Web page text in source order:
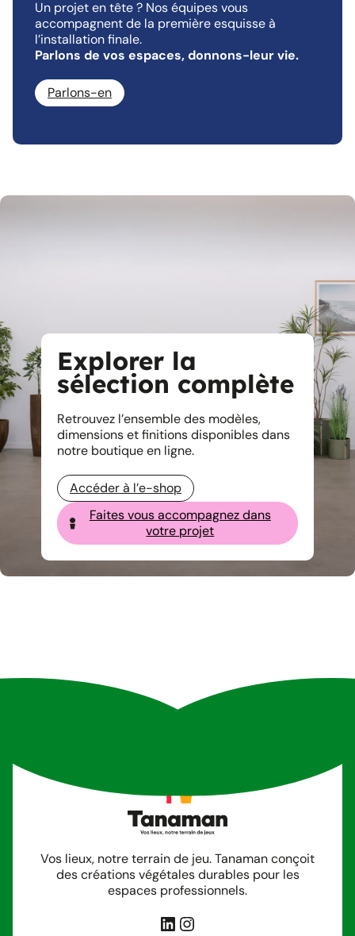
Un projet en tête ? Nos équipes vous
accompagnent de la première esquisse à
l’installation finale.
Parlons de vos espaces, donnons-leur vie.
Parlons-en
Explorer la
sélection complète
Retrouvez l’ensemble des modèles,
dimensions et finitions disponibles dans
notre boutique en ligne.
Accéder à l’e-shop
Faites vous accompagnez dans
votre projet
Vos lieux, notre terrain de jeu. Tanaman conçoit
des créations végétales durables pour les
espaces professionnels.
LinkedIn
Instagram